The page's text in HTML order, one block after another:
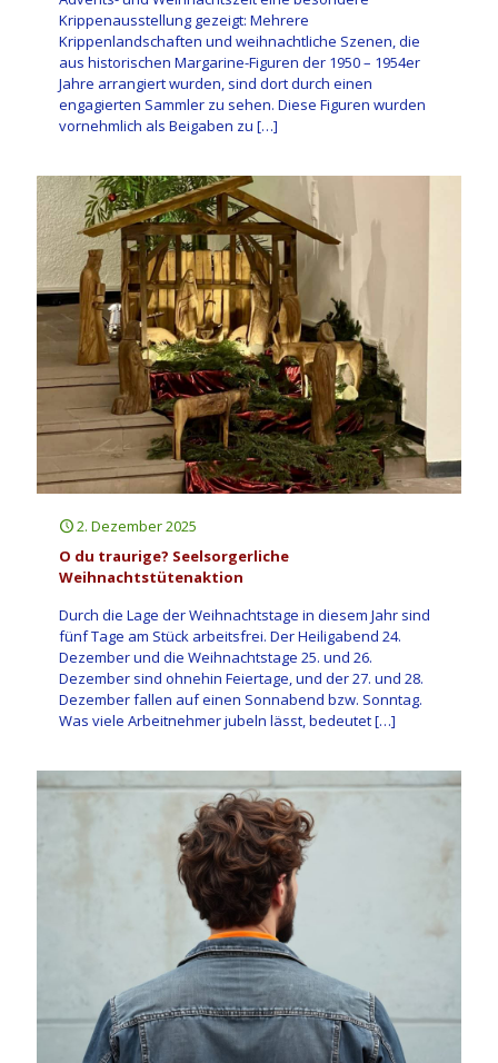
Krippenausstellung gezeigt: Mehrere
Krippenlandschaften und weihnachtliche Szenen, die
aus historischen Margarine-Figuren der 1950 – 1954er
Jahre arrangiert wurden, sind dort durch einen
engagierten Sammler zu sehen. Diese Figuren wurden
vornehmlich als Beigaben zu […]
2. Dezember 2025
O du traurige? Seelsorgerliche
Weihnachtstütenaktion
Durch die Lage der Weihnachtstage in diesem Jahr sind
fünf Tage am Stück arbeitsfrei. Der Heiligabend 24.
Dezember und die Weihnachtstage 25. und 26.
Dezember sind ohnehin Feiertage, und der 27. und 28.
Dezember fallen auf einen Sonnabend bzw. Sonntag.
Was viele Arbeitnehmer jubeln lässt, bedeutet[…]